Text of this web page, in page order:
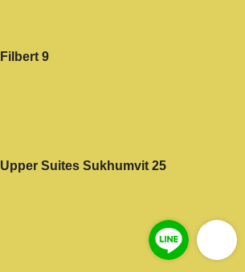
Filbert 9
Upper Suites Sukhumvit 25